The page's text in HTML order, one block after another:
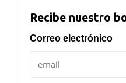
Recibe nuestro
Correo electrónico